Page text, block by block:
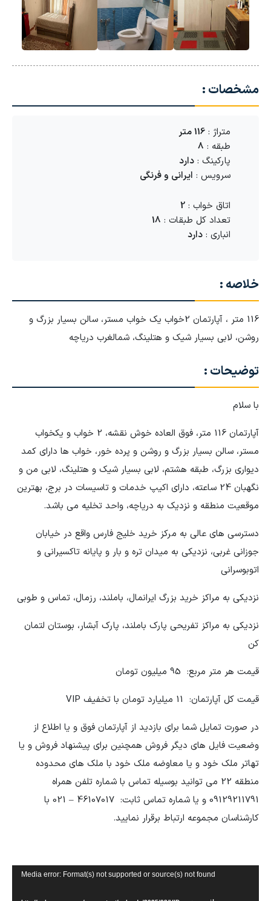
مشخصات :
متراژ : 116 متر
طبقه : 8
پارکینگ : دارد
سرویس : ایرانی و فرنگی
اتاق خواب : 2
تعداد کل طبقات : 18
انباری : دارد
خلاصه :
116 متر ، آپارتمان 2خواب یک خواب مستر، سالن بسیار بزرگ و
روشن، لابی بسیار شیک و هتلینگ، شمالغرب دریاچه
توضیحات :
با سلام
آپارتمان 116 متر، فوق العاده خوش نقشه، 2 خواب و یکخواب
مستر، سالن بسیار بزرگ و روشن و پرده خور، خواب ها دارای کمد
دیواری بزرگ، طبقه هشتم، لابی بسیار شیک و هتلینگ، لابی من و
نگهبان 24 ساعته، دارای اکیپ خدمات و تاسیسات در برج، بهترین
موقعیت منطقه و نزدیک به دریاچه، واحد تخلیه می باشد.
دسترسی های عالی به مرکز خرید خلیج فارس واقع در خیابان
جوزانی غربی، نزدیکی به میدان تره و بار و پایانه تاکسیرانی و
اتوبوسرانی
نزدیکی به مراکز خرید بزرگ ایرانمال، باملند، رزمال، تماس و طوبی
نزدیکی به مراکز تفریحی پارک باملند، پارک آبشار، بوستان لتمان
کن
قیمت هر متر مربع: 95 میلیون تومان
قیمت کل آپارتمان: 11 میلیارد تومان با تخفیف VIP
در صورت تمایل شما برای بازدید از آپارتمان فوق و یا اطلاع از
وضعیت فایل های دیگر فروش همچنین برای پیشنهاد فروش و یا
تهاتر ملک خود و یا معاوضه ملک خود با ملک های محدوده
منطقه 22 می توانید بوسیله تماس با شماره تلفن همراه
09129211791 و یا شماره تماس ثابت: 46107017 – 021 با
کارشناسان مجموعه ارتباط برقرار نمایید.
Media error: Format(s) not supported or source(s) not found